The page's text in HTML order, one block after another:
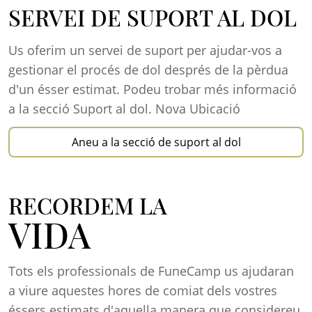
ESTEM AL VOSTRE COSTAT,
COM SEMPRE
Des de FuneCamp us acompanyarem en tot
moment quan més ens necessiteu. Serem al
vostre costat en el comiat de les persones
estimades i us ajudarem a viure i compartir el
buit i el dol per qui ens ha deixat.
SERVEI DE SUPORT AL DOL
Us oferim un servei de suport per ajudar-vos a
gestionar el procés de dol després de la pèrdua
d'un ésser estimat. Podeu trobar més informació
a la secció Suport al dol. Nova Ubicació
Aneu a la secció de suport al dol
REUS, UN PATRIMONI VIU
Un testimoni de la història més recent de la ciutat
de Reus des de la seva construcció, l'any 1871.
Més de 150 anys d'un recinte funerari que podeu
conèixer a partir de les diferents rutes
divulgatives que teniu al vostre abast.
RECORDEM LA
VIDA
Tots els professionals de FuneCamp us ajudaran
a viure aquestes hores de comiat dels vostres